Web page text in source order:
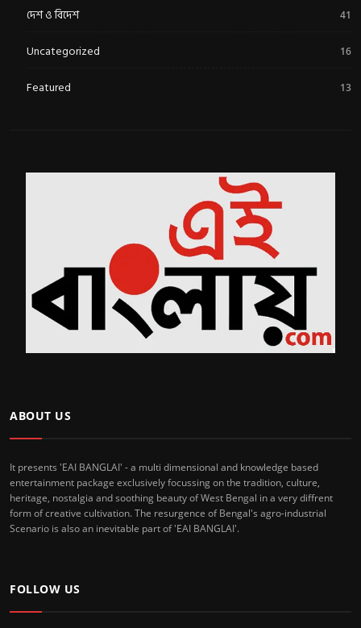
দেশ ও বিদেশ 41
Uncategorized 16
Featured 13
ABOUT US
It presents 'EAI BANGLAI' - a multi dimensional and knowledge based
entertainment package exclusively focussing on the tradition, culture,
heritage, nostalgia and soothing beauty of West Bengal in a very diffrent
form of creative cultivation. The resurgence of Bengal's agro-industrial
Scenario is also an inevitable part of 'EAI BANGLAI'.
FOLLOW US